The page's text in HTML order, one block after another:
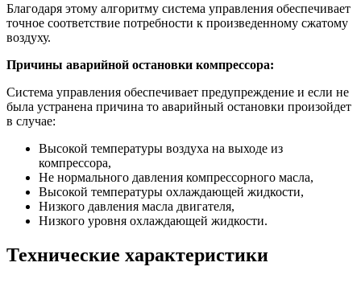
Благодаря этому алгоритму система управления обеспечивает
точное соответствие потребности к произведенному сжатому
воздуху.
Причины аварийной остановки компрессора:
Система управления обеспечивает предупреждение и если не
была устранена причина то аварийный остановки произойдет
в случае:
Высокой температуры воздуха на выходе из
компрессора,
Не нормального давления компрессорного масла,
Высокой температуры охлаждающей жидкости,
Низкого давления масла двигателя,
Низкого уровня охлаждающей жидкости.
Технические характеристики